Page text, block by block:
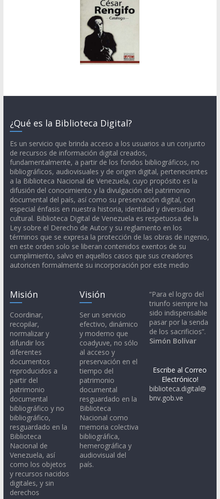
¿Qué es la Biblioteca Digital?
Es un servicio que brinda acceso a los usuarios a un conjunto
de recursos de información digital creados,
fundamentalmente, a partir de los fondos bibliográficos, no
bibliográficos, audiovisuales y de origen digital, pertenecientes
a la Biblioteca Nacional de Venezuela, cuyo propósito es la
difusión del conocimiento y la divulgación del patrimonio
documental del país, así como su preservación digital, con
especial énfasis en nuestra historia, identidad y diversidad
cultural. Biblioteca Digital de Venezuela es respetuosa de la
Ley sobre el Derecho de Autor y su reglamento en los
términos que se expresa la protección de las obras de ingenio,
en este orden solo se liberan contenidos exentos de su
cumplimiento, salvo en aquellos casos que sus creadores
autoricen formalmente su incorporación por este medio
Misión
Coordinar,
recopilar,
normalizar y
difundir los
diferentes
documentos
reproducidos a
partir del
patrimonio
documental
bibliográfico y no
bibliográfico,
resguardado en la
Biblioteca
Nacional de
Venezuela, así
como los objetos
y recursos nacidos
digitales, y sin
derechos
Visión
Ser un servicio
efectivo, dinámico
y moderno que
coadyuve, no sólo
al acceso y
preservación en el
tiempo del
patrimonio
documental
resguardado en la
Biblioteca
Nacional como
memoria colectiva
bibliográfica,
hemerográfica y
audiovisual del
país.
“Para el logro del
triunfo siempre ha
sido indispensable
pasar por la senda
de los sacrificios”.
Simón Bolívar
Escribe al Correo
Electrónico!
biblioteca.digital@
bnv.gob.ve